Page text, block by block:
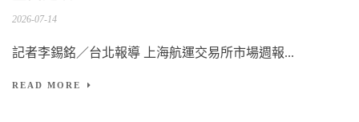
2026-07-14
記者李錫銘／台北報導 上海航運交易所市場週報...
READ MORE